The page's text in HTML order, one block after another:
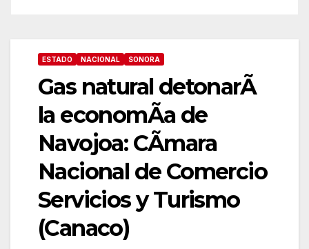
ESTADO NACIONAL SONORA
Gas natural detonarÃ
la economÃa de
Navojoa: CÃmara
Nacional de Comercio
Servicios y Turismo
(Canaco)